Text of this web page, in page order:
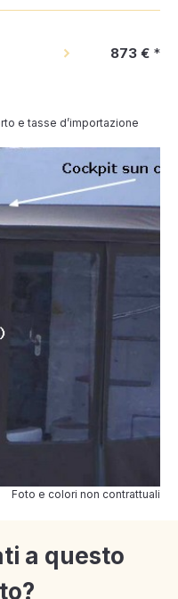
873 € *
e tasse d’importazione
Foto e colori non contrattuali
a questo